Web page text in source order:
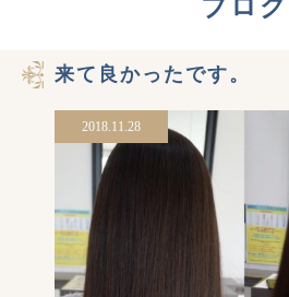
ブログ
来て良かったです。
2018.11.28